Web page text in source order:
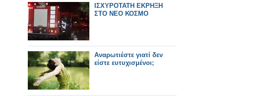
ΙΣΧΥΡΟΤΑΤΗ ΕΚΡΗΞΗ
ΣΤΟ ΝΕΟ ΚΟΣΜΟ
Αναρωτιέστε γιατί δεν
είστε ευτυχισμένοι;